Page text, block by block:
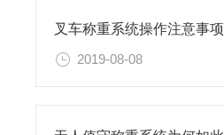
叉车称重系统操作注意事项
2019-08-08